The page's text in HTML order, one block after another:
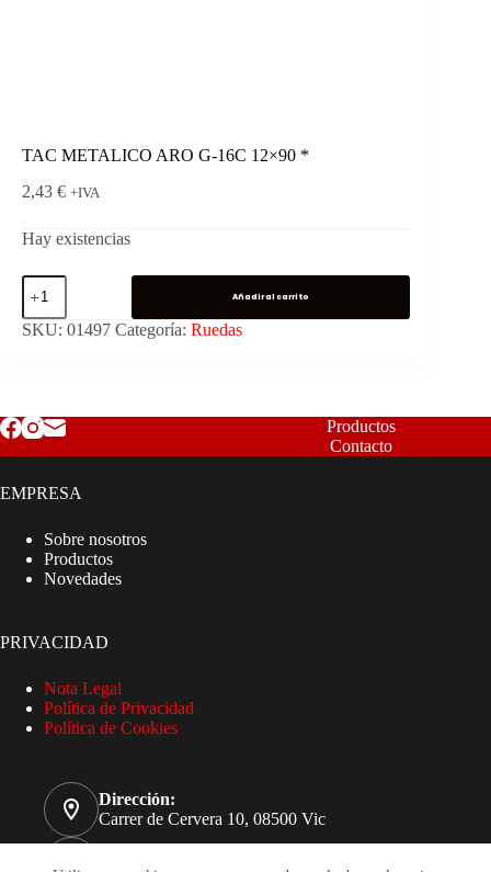
TAC METALICO ARO G-16C 12×90 *
2,43 € +IVA
Hay existencias
Añadir al carrito
SKU: 01497 Categoría: Ruedas
Productos
Contacto
EMPRESA
Sobre nosotros
Productos
Novedades
PRIVACIDAD
Nota Legal
Política de Privacidad
Política de Cookies
Dirección:
Carrer de Cervera 10, 08500 Vic